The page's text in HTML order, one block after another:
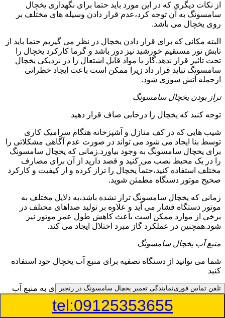
از نکات دیگری که در این مورد باید حتما برای نگهداری یخچال
سامسونگ به آن توجه کرد،عدم قرار دادن وسیله های مختلف بر
روی یخچال می باشد.
البته مکانی که برای قرار دادن یخچال در نظر می گیریم حتما باید از
تابش نور مستقیم خورشید نیز دور باشد و گرما کارکرد یخچال را
تحت تاثیر قرار ندهد.گاز یا مواد قابل اشتعال را در نزدیکی یخچال
سامسونگ نباید قرار داد زیرا ممکن است باعث ایجاد خطراتی
ازجمله آتش سوزی شود.
تراز بودن یخچال سامسونگ
توجه کنید که یخچال را درجایی صاف قرار دهید
شیب هایی که در کف منازل و آشپزخانه هنگام سرامیک کاری
توسط بنا ایجاد می شود می تواند در صورت عدم آگاهی مشکلاتی را
برای یخچال سامسونگ به وجود بیاورد.زمانی که یخچال سامسونگ
را در یک محیط نصب می کنید و قصد دارید از آن برای مصارف
مختلف استفاده کنید،حتماً یخچال را تراز کرده و از کیفیت و کارکرد
صحیح موتور دستگاه مطمئن شوید.
زمانی که یخچال سامسونگ تراز نشده باشد،به دلایل مختلف به
موتور دستگاه فشار می آید و علاوه بر تولید صداهای مختلف در
برخی از موارد ممکن است باعث کاهش طول عمر موتور نیز
شود.همچنین در عملکرد گاز مبرد اختلال ایجاد می کند.
منبع آب یخچال سامسونگ
شما می توانید از دستگاه تصفیه برای منبع آب یخچال خود استفاده
کنید
در دفترچه راهنمای یخچال سامسونگ قسمت ویژه ای به منبع آب
آن و راهنمایی لازم در زمینه نصب و استفاده از آن اختصاص داده
شده است.برخی از مدل های یخچال سامسونگ دارای منبع آبریز
تلفن تماس فورینمایندگی تعمیر یخچال سامسونگ در رنجبر
tel:09125353655